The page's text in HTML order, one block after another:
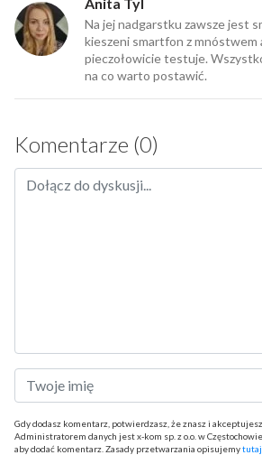
Na jej nadgarstku zawsze jest
kieszeni smartfon z mnóstwem
pieczołowicie testuje.
na co warto postawić.
Komentarze (0)
Gdy dodasz komentarz, potwierdzasz, że znasz i akceptujesz
Administratorem danych jest x-kom sp. z o.o. w
aby dodać komentarz. Zasady przetwarzania opisujemytutaj